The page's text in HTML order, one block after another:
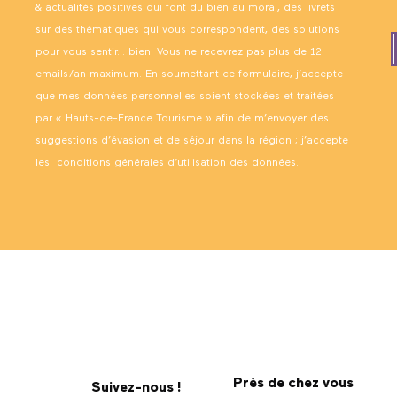
& actualités positives qui font du bien au moral, des livrets
sur des thématiques qui vous correspondent, des solutions
pour vous sentir… bien. Vous ne recevrez pas plus de 12
emails/an maximum. En soumettant ce formulaire, j’accepte
que mes données personnelles soient stockées et traitées
par « Hauts-de-France Tourisme » afin de m’envoyer des
suggestions d’évasion et de séjour dans la région ; j’accepte
les conditions générales d’utilisation des données.
Suivez-nous ! Près de chez vous